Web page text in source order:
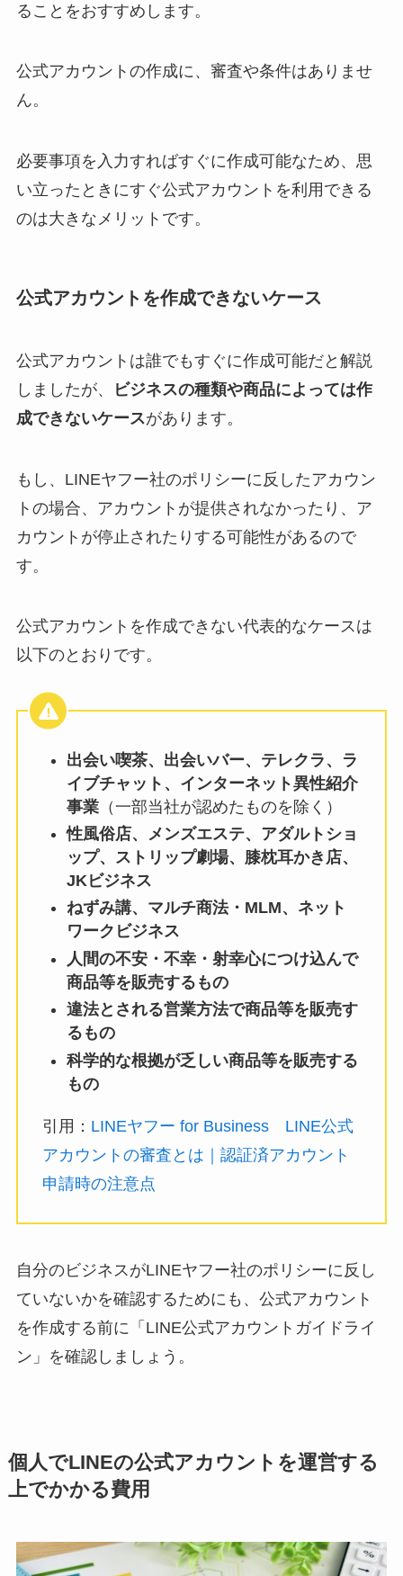
ることをおすすめします。
公式アカウントの作成に、審査や条件はありませ
ん。
必要事項を入力すればすぐに作成可能なため、思
い立ったときにすぐ公式アカウントを利用できる
のは大きなメリットです。
公式アカウントを作成できないケース
公式アカウントは誰でもすぐに作成可能だと解説
しましたが、
ビジネスの種類や商品によっては作
成できないケースがあります。
もし、LINEヤフー社のポリシーに反したアカウン
トの場合、アカウントが提供されなかったり、ア
カウントが停止されたりする可能性があるので
す。
公式アカウントを作成できない代表的なケースは
以下のとおりです。
出会い喫茶、出会いバー、テレクラ、ラ
イブチャット、インターネット異性紹介
事業（一部当社が認めたものを除く）
性風俗店、メンズエステ、アダルトショ
ップ、ストリップ劇場、膝枕耳かき店、
JKビジネス
ねずみ講、マルチ商法・MLM、ネット
ワークビジネス
人間の不安・不幸・射幸心につけ込んで
商品等を販売するもの
違法とされる営業方法で商品等を販売す
るもの
科学的な根拠が乏しい商品等を販売する
もの
引用： LINEヤフー for Business LINE公式
アカウントの審査とは｜認証済アカウント
申請時の注意点
自分のビジネスがLINEヤフー社のポリシーに反し
ていないかを確認するためにも、公式アカウント
を作成する前に「LINE公式アカウントガイドライ
ン」を確認しましょう。
個人でLINEの公式アカウントを運営する
上でかかる費用